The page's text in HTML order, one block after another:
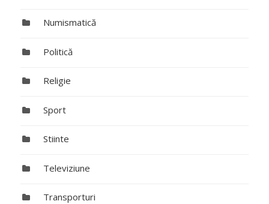
Numismatică
Politică
Religie
Sport
Stiinte
Televiziune
Transporturi